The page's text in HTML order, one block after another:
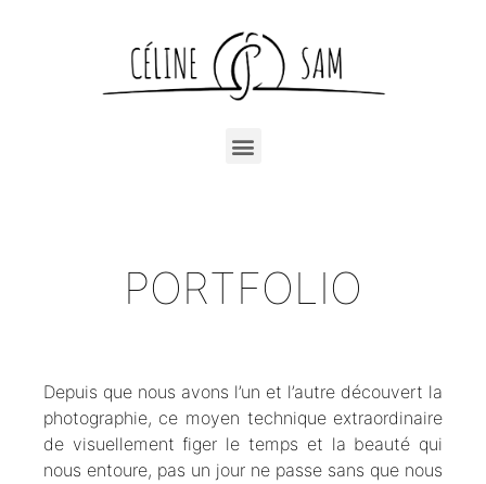
PORTFOLIO
Depuis que nous avons l’un et l’autre découvert la
photographie, ce moyen technique extraordinaire
de visuellement figer le temps et la beauté qui
nous entoure, pas un jour ne passe sans que nous